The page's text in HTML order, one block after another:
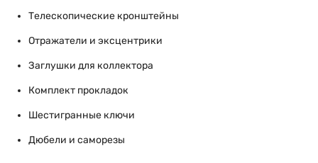
Телескопические кронштейны
Отражатели и эксцентрики
Заглушки для коллектора
Комплект прокладок
Шестигранные ключи
Дюбели и саморезы